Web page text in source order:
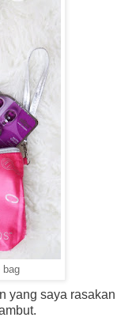
bag
yang saya rasakan